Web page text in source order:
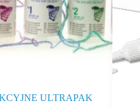
ULTRAPAK